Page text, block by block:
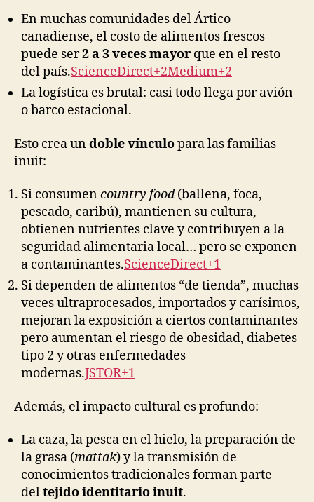
En muchas comunidades del Ártico
canadiense, el costo de alimentos frescos
puede ser2 a 3 veces mayor que en el resto
del país.ScienceDirect+2Medium+2
La logística es brutal: casi todo llega por avión
o barco estacional.
Esto crea undoble vínculopara las familias
inuit:
Si consumencountry food(ballena, foca,
pescado, caribú), mantienen su cultura,
obtienen nutrientes clave y contribuyen a la
seguridad alimentaria local… pero se exponen
a contaminantes.ScienceDirect+1
Si dependen de alimentos “de tienda”, muchas
veces ultraprocesados, importados y carísimos,
mejoran la exposición a ciertos contaminantes
pero aumentan el riesgo de obesidad, diabetes
tipo 2 y otras enfermedades
modernas.JSTOR+1
Además, el impacto cultural es profundo:
La caza, la pesca en el hielo, la preparación de
la grasa (mattak) y la transmisión de
conocimientos tradicionales forman parte
deltejido identitario inuit.